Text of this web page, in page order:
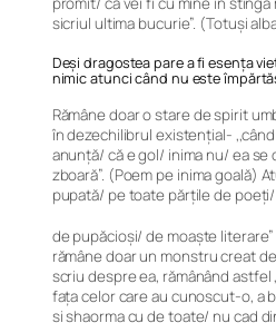
sicriul ultima bucurie”. (Totuşi
Deși dragostea pare a fi esența
nimic atunci când nu este
Rămâne doar o stare de spirit
în dezechilibrul existențial-
anunță/ că e gol/ inima nu/ ea se
zboară”. (Poem pe inima goală)
pupată/ pe toate părțile de
de pupăcioşi/ de moaşte
rămâne doar un monstru creat
scriu despre ea, rămânând astfel
fața celor care au cunoscut-o, a
şi șhaorma cu de toate/ nu cad